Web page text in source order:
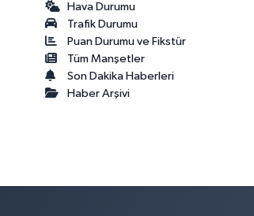
Hava Durumu
Trafik Durumu
Puan Durumu ve Fikstür
Tüm Manşetler
Son Dakika Haberleri
Haber Arşivi